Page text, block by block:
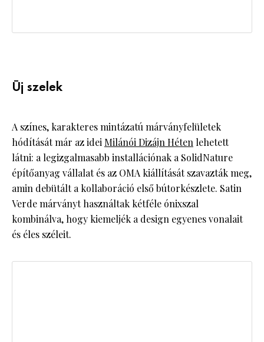
Új szelek
A színes, karakteres mintázatú márványfelületek
hódítását már az idei Milánói Dizájn Héten lehetett
látni: a legizgalmasabb installációnak a SolidNature
építőanyag vállalat és az OMA kiállítását szavazták meg,
amin debütált a kollaboráció első bútorkészlete. Satin
Verde márványt használtak kétféle ónixszal
kombinálva, hogy kiemeljék a design egyenes vonalait
és éles széleit.